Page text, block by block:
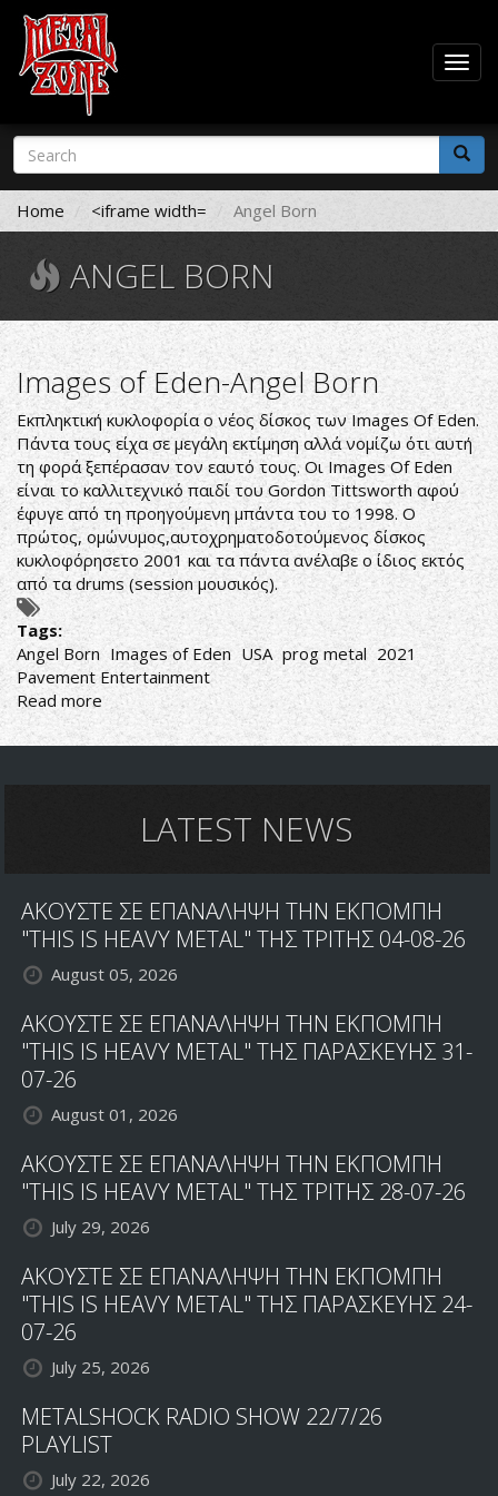
Skip
main
content
Search
form
Search
Home <iframe width= Angel Born
ANGEL BORN
Images of Eden-Angel Born
Εκπληκτική κυκλοφορία ο νέος δίσκος των Images Of Eden.
Πάντα τους είχα σε μεγάλη εκτίμηση αλλά νομίζω ότι αυτή
τη φορά ξεπέρασαν τον εαυτό τους. Οι Images Of Eden
είναι το καλλιτεχνικό παιδί του Gordon Tittsworth αφού
έφυγε από τη προηγούμενη μπάντα του το 1998. Ο
πρώτος, ομώνυμος,αυτοχρηματοδοτούμενος δίσκος
κυκλοφόρησετο 2001 και τα πάντα ανέλαβε ο ίδιος εκτός
από τα drums (session μουσικός).
Tags:
Angel Born Images of Eden USA prog metal 2021
Pavement Entertainment
Read more about
Images
of
LATEST NEWS
ΑΚΟΥΣΤΕ ΣΕ ΕΠΑΝΑΛΗΨΗ ΤΗΝ ΕΚΠΟΜΠΗ
"THIS IS HEAVY METAL" ΤΗΣ ΤΡΙΤΗΣ 04-08-26
August 05, 2026
ΑΚΟΥΣΤΕ ΣΕ ΕΠΑΝΑΛΗΨΗ ΤΗΝ ΕΚΠΟΜΠΗ
"THIS IS HEAVY METAL" ΤΗΣ ΠΑΡΑΣΚΕΥΗΣ 31-
07-26
August 01, 2026
ΑΚΟΥΣΤΕ ΣΕ ΕΠΑΝΑΛΗΨΗ ΤΗΝ ΕΚΠΟΜΠΗ
"THIS IS HEAVY METAL" ΤΗΣ ΤΡΙΤΗΣ 28-07-26
July 29, 2026
ΑΚΟΥΣΤΕ ΣΕ ΕΠΑΝΑΛΗΨΗ ΤΗΝ ΕΚΠΟΜΠΗ
"THIS IS HEAVY METAL" ΤΗΣ ΠΑΡΑΣΚΕΥΗΣ 24-
07-26
July 25, 2026
METALSHOCK RADIO SHOW 22/7/26
PLAYLIST
July 22, 2026